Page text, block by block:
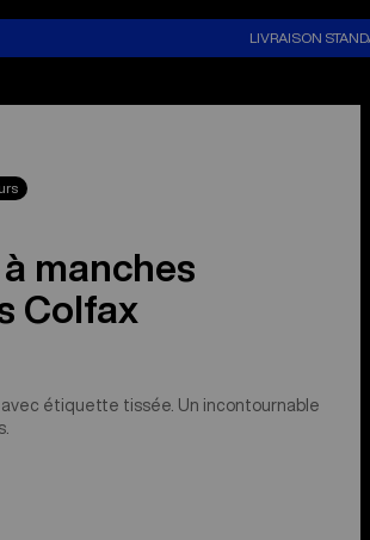
LIVRAISON
manches
Colfax
étiquette tissée. Un incontournable